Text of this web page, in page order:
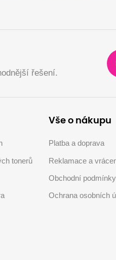
řešení.
tonerů
Vše o nákupu
Platba a doprava
Reklamace a
Obchodní podmínky
Ochrana osobních